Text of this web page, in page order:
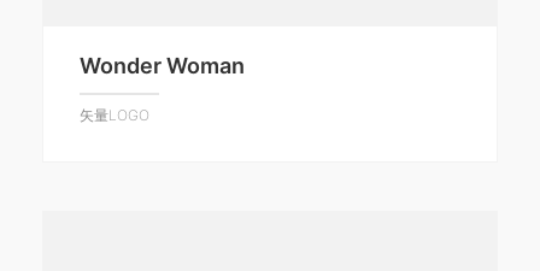
Wonder Woman
矢量LOGO